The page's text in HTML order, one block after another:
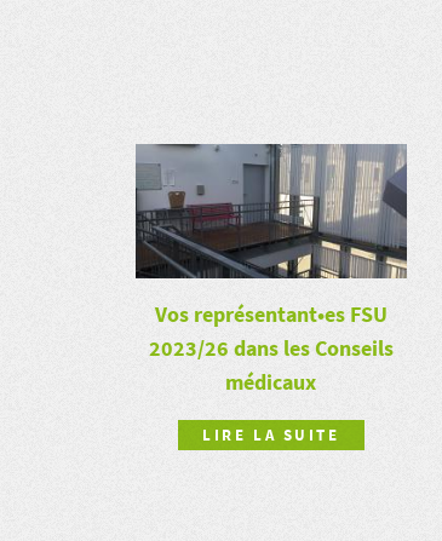
Vos représentant•es FSU
2023/26 dans les Conseils
médicaux
LIRE LA SUITE